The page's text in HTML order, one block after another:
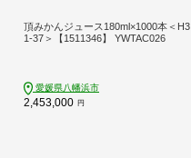
頂みかんジュース180ml×1000本＜H3
1-37＞【1511346】 YWTAC026
愛媛県八幡浜市
2,453,000 円